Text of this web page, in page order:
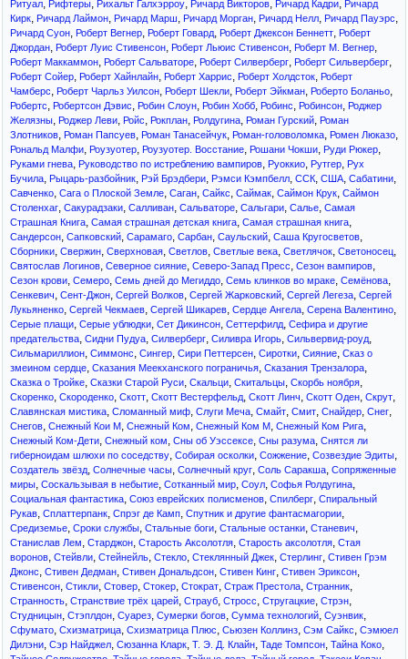
Ритуал, Рифтеры, Рихальт Галхэрроу, Ричард Викторов, Ричард Кадри, Ричард
Кирк, Ричард Лаймон, Ричард Марш, Ричард Морган, Ричард Нелл, Ричард Пауэрс,
Ричард Суон, Роберт Вегнер, Роберт Говард, Роберт Джексон Беннетт, Роберт
Джордан, Роберт Луис Стивенсон, Роберт Льюис Стивенсон, Роберт М. Вегнер,
Роберт Маккаммон, Роберт Сальваторе, Роберт Силверберг, Роберт Сильверберг,
Роберт Сойер, Роберт Хайнлайн, Роберт Харрис, Роберт Холдсток, Роберт
Чамберс, Роберт Чарльз Уилсон, Роберт Шекли, Роберт Эйкман, Роберто Боланьо,
Робертс, Робертсон Дэвис, Робин Слоун, Робин Хобб, Робинс, Робинсон, Роджер
Желязны, Роджер Леви, Ройс, Рокплан, Ролдугина, Роман Гурский, Роман
Злотников, Роман Папсуев, Роман Танасейчук, Роман-головоломка, Ромен Люказо,
Рональд Малфи, Роузуотер, Роузуотер. Восстание, Рошани Чокши, Руди Рюкер,
Руками гнева, Руководство по истреблению вампиров, Руоккио, Рутгер, Рух
Бучила, Рыцарь-разбойник, Рэй Брэдбери, Рэмси Кэмпбелл, ССК, США, Сабатини,
Савченко, Сага о Плоской Земле, Саган, Сайкс, Саймак, Саймон Крук, Саймон
Столенхаг, Сакурадзаки, Салливан, Сальваторе, Сальгари, Салье, Самая
Страшная Книга, Самая страшная детская книга, Самая страшная книга,
Сандерсон, Сапковский, Сарамаго, Сарбан, Саульский, Саша Кругосветов,
Сборники, Свержин, Сверхновая, Светлов, Светлые века, Светлячок, Светоносец,
Святослав Логинов, Северное сияние, Северо-Запад Пресс, Сезон вампиров,
Сезон крови, Семеро, Семь дней до Мегиддо, Семь клинков во мраке, Семёнова,
Сенкевич, Сент-Джон, Сергей Волков, Сергей Жарковский, Сергей Легеза, Сергей
Лукьяненко, Сергей Чекмаев, Сергей Шикарев, Сердце Ангела, Серена Валентино,
Серые плащи, Серые ублюдки, Сет Дикинсон, Сеттерфилд, Сефира и другие
предательства, Сидни Пудуа, Силверберг, Силивра Игорь, Сильвервид-роуд,
Сильмариллион, Симмонс, Сингер, Сири Петтерсен, Сиротки, Сияние, Сказ о
змеином сердце, Сказания Меекханского пограничья, Сказания Трензалора,
Сказка о Тройке, Сказки Старой Руси, Скальци, Скитальцы, Скорбь ноября,
Скоренко, Скороденко, Скотт, Скотт Вестерфельд, Скотт Линч, Скотт Оден, Скрут,
Славянская мистика, Сломанный миф, Слуги Меча, Смайт, Смит, Снайдер, Снег,
Снегов, Снежный Кои М, Снежный Ком, Снежный Ком М, Снежный Ком Рига,
Снежный Ком-Дети, Снежный ком, Сны об Уэссексе, Сны разума, Снятся ли
гиберноидам шлюхи по соседству, Собирая осколки, Сожжение, Созвездие Эдиты,
Создатель звёзд, Солнечные часы, Солнечный круг, Соль Саракша, Сопряженные
миры, Соскальзывая в небытие, Сотканный мир, Соул, Софья Ролдугина,
Социальная фантастика, Союз еврейских полисменов, Спилберг, Спиральный
Рукав, Сплаттерпанк, Спрэг де Камп, Спутник и другие фантасмагории,
Средиземье, Сроки службы, Стальные боги, Стальные останки, Станевич,
Станислав Лем, Старджон, Старость Аксолотля, Старость аксолотля, Стая
воронов, Стейвли, Стейнейль, Стекло, Стеклянный Джек, Стерлинг, Стивен Грэм
Джонс, Стивен Дедман, Стивен Дональдсон, Стивен Кинг, Стивен Эриксон,
Стивенсон, Стикли, Стовер, Стокер, Стократ, Страж Престола, Странник,
Странность, Странствие трёх царей, Страуб, Стросс, Стругацкие, Стрэн,
Студницын, Стэплдон, Суарез, Сумерки богов, Сумма технологий, Суэнвик,
Сфумато, Схизматрица, Схизматрица Плюс, Сьюзен Коллинз, Сэм Сайкс, Сэмюел
Дилэни, Сэр Найджел, Сюзанна Кларк, Т. Э. Д. Клайн, Таде Томпсон, Тайна Коко,